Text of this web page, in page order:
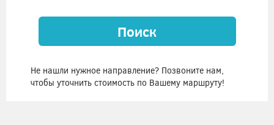
Поиск
Не нашли нужное направление? Позвоните нам,
чтобы уточнить стоимость по Вашему маршруту!